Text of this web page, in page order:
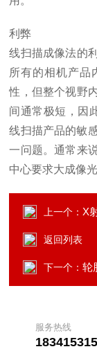
利弊
线扫描成像法的
所有的相机产品
性，但整个视野
间通常极短，因
线扫描产品的敏
一问题。通常来
中心要求大成像
上一个：X
返回列表
下一个：轮
服务热线